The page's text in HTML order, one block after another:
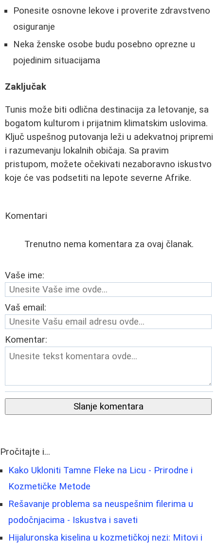
Ponesite osnovne lekove i proverite zdravstveno
osiguranje
Neka ženske osobe budu posebno oprezne u
pojedinim situacijama
Zaključak
Tunis može biti odlična destinacija za letovanje, sa
bogatom kulturom i prijatnim klimatskim uslovima.
Ključ uspešnog putovanja leži u adekvatnoj pripremi
i razumevanju lokalnih običaja. Sa pravim
pristupom, možete očekivati nezaboravno iskustvo
koje će vas podsetiti na lepote severne Afrike.
Komentari
Trenutno nema komentara za ovaj članak.
Vaše ime:
Vaš email:
Komentar:
Slanje komentara
Pročitajte i...
Kako Ukloniti Tamne Fleke na Licu - Prirodne i
Kozmetičke Metode
Rešavanje problema sa neuspešnim filerima u
podočnjacima - Iskustva i saveti
Hijaluronska kiselina u kozmetičkoj nezi: Mitovi i